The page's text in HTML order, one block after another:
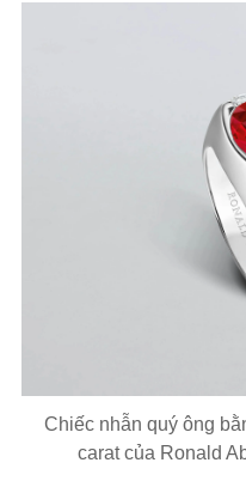
Chiếc nhẫn quý ông
carat của Ronald